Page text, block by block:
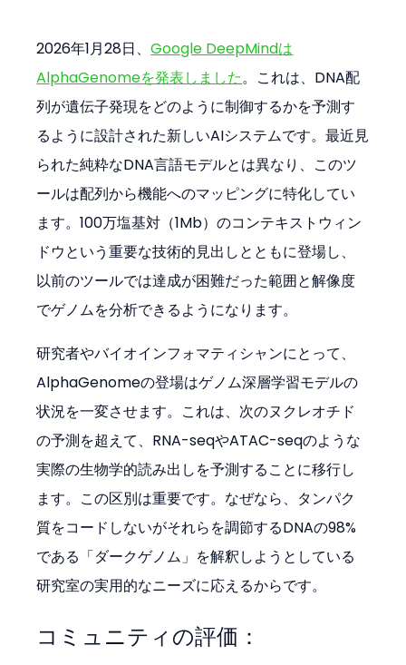
2026年1月28日、Google DeepMindは
AlphaGenomeを発表しました。これは、DNA配
列が遺伝子発現をどのように制御するかを予測す
るように設計された新しいAIシステムです。最近見
られた純粋なDNA言語モデルとは異なり、このツ
ールは配列から機能へのマッピングに特化してい
ます。100万塩基対（1Mb）のコンテキストウィン
ドウという重要な技術的見出しとともに登場し、
以前のツールでは達成が困難だった範囲と解像度
でゲノムを分析できるようになります。
研究者やバイオインフォマティシャンにとって、
AlphaGenomeの登場はゲノム深層学習モデルの
状況を一変させます。これは、次のヌクレオチド
の予測を超えて、RNA-seqやATAC-seqのような
実際の生物学的読み出しを予測することに移行し
ます。この区別は重要です。なぜなら、タンパク
質をコードしないがそれらを調節するDNAの98%
である「ダークゲノム」を解釈しようとしている
研究室の実用的なニーズに応えるからです。
コミュニティの評価：